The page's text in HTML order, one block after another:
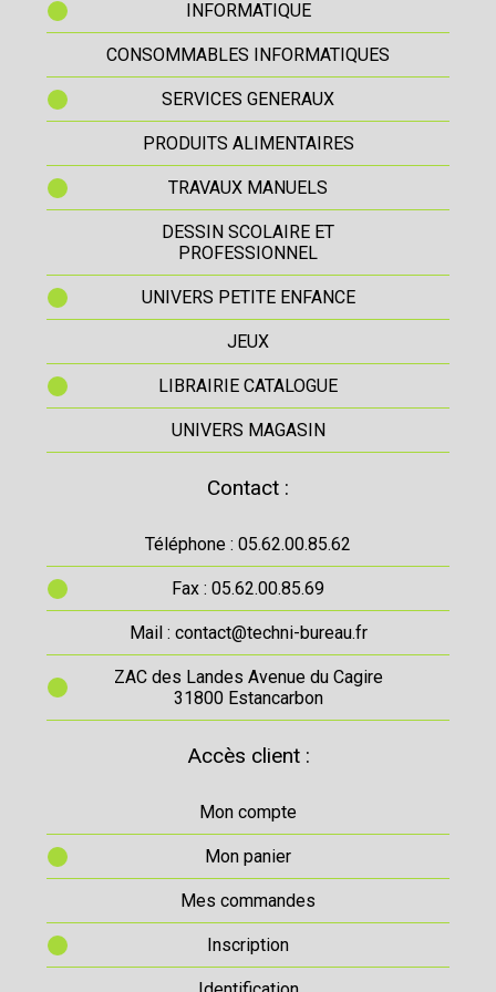
INFORMATIQUE
CONSOMMABLES INFORMATIQUES
SERVICES GENERAUX
PRODUITS ALIMENTAIRES
TRAVAUX MANUELS
DESSIN SCOLAIRE ET
PROFESSIONNEL
UNIVERS PETITE ENFANCE
JEUX
LIBRAIRIE CATALOGUE
UNIVERS MAGASIN
Contact :
Téléphone : 05.62.00.85.62
Fax : 05.62.00.85.69
Mail : contact@techni-bureau.fr
ZAC des Landes Avenue du Cagire
31800 Estancarbon
Accès client :
Mon compte
Mon panier
Mes commandes
Inscription